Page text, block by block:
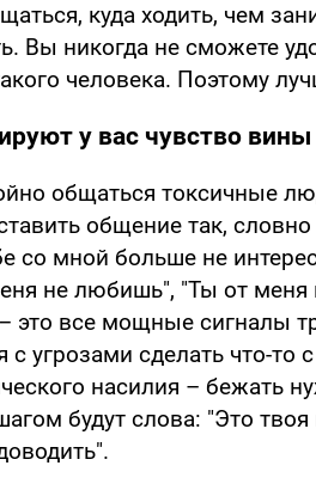
куда ходить, чем
Вы никогда не сможете
человека. Поэтому
у вас чувство вины
общаться токсичные
общение так,
со мной больше не
не любишь", "Ты от меня
это все мощные сигналы
угрозами сделать что-то
насилия – бежать
будут слова: "Это твоя